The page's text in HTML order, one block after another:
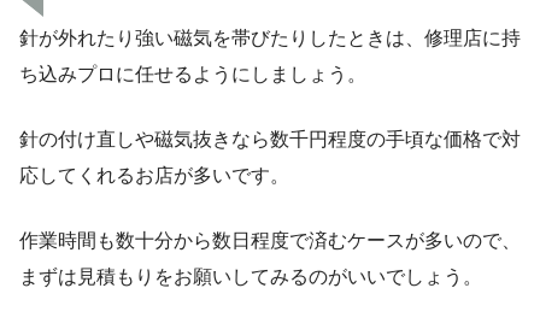
針が外れたり強い磁気を帯びたりしたときは、修理店に持
ち込みプロに任せるようにしましょう。
針の付け直しや磁気抜きなら数千円程度の手頃な価格で対
応してくれるお店が多いです。
作業時間も数十分から数日程度で済むケースが多いので、
まずは見積もりをお願いしてみるのがいいでしょう。